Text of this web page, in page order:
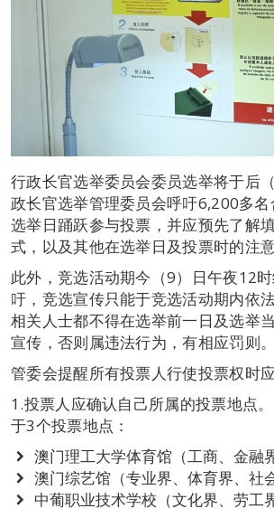
行政长官选举委员会委员选举将于后
政长官选举管理委员会呼吁6,200多
选举日踊跃参与投票，并应预先了解
式，以及其他在选举日及投票时的注意
此外，竞选活动期今（9）日午夜12
吁，竞选宣传只能于竞选活动期内依
相关人士都不得在选举前一日及选举
宣传，否则属违法行为，有相应罚则。
管委会提醒所有投票人行使投票权时
1.投票人应确认自己所属的投票地点
于3个投票地点：
澳门理工大学体育馆（工商、金融
澳门综艺馆（专业界、体育界、社
中葡职业技术学校（文化界、劳工界